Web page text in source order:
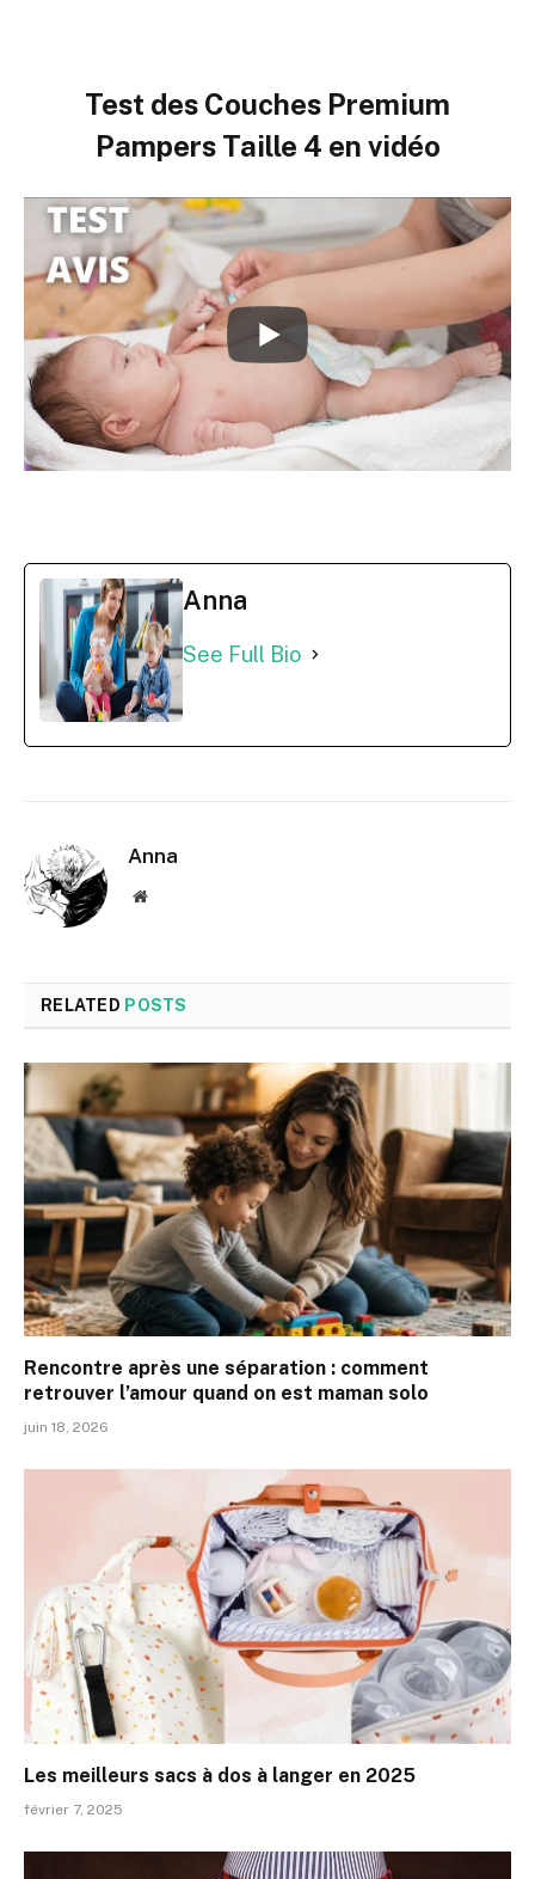
Test des Couches Premium
Pampers Taille 4 en vidéo
Anna
See Full Bio
Anna
Website
RELATED POSTS
Rencontre après une séparation : comment
retrouver l’amour quand on est maman solo
juin 18, 2026
Les meilleurs sacs à dos à langer en 2025
février 7, 2025